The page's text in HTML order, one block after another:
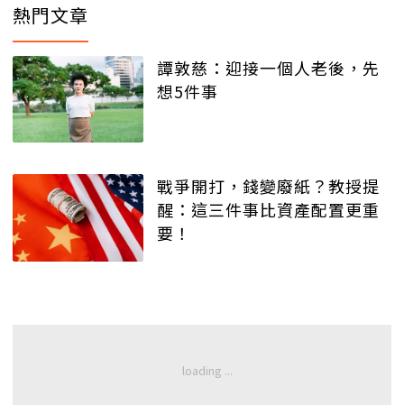
熱門文章
譚敦慈：迎接一個人老後，先
想5件事
戰爭開打，錢變廢紙？教授提
醒：這三件事比資產配置更重
要！